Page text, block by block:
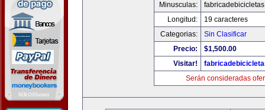
Minusculas:
Longitud:
19 caracteres
Categorias:
Sin Clasificar
Precio:
$1,500.00
Visitar!
Serán consideradas